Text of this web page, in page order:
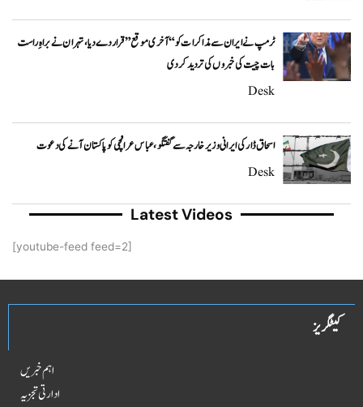
ٹرمپ نے ایران سے مذاکرات کو “آخری موقع” قرار دے دیا، تہران نے براہِ راست
بات چیت کی خبروں کی تردید کر دی
Desk
اسحاق ڈار کی ایرانی وزیر خارجہ سے گفتگو، عباس عراقچی کو پاکستان آنے کی دعوت
Desk
Latest Videos
[youtube-feed feed=2]
کیٹگریز
اہم خبریں
ادارتی تجزیہ